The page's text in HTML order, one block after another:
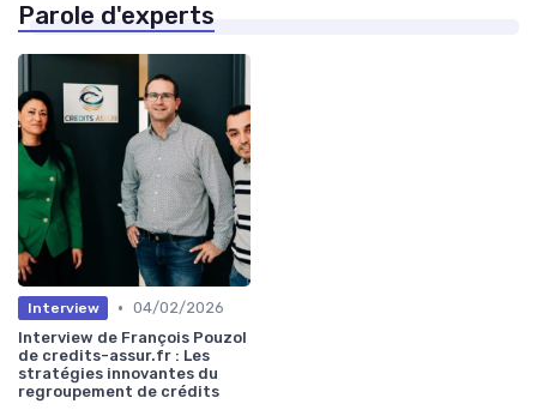
Parole d'experts
Interview • 04/02/2026
Interview de François Pouzol
de credits-assur.fr : Les
stratégies innovantes du
regroupement de crédits